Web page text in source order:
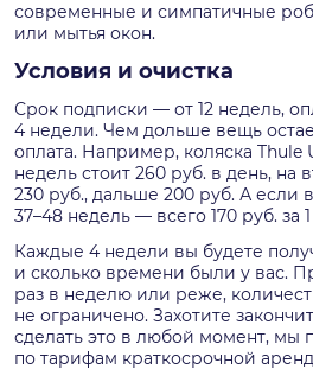
современные и симпатичные
или мытья окон.
Условия и очистка
Срок подписки — от 12 недель,
4 недели. Чем дольше вещь
оплата. Например, коляска Thule
недель стоит 260 руб. в день, на
230 руб., дальше 200 руб. А если
37–48 недель — всего 170 руб. за
Каждые 4 недели вы будете
и сколько времени были у вас.
раз в неделю или реже,
не ограничено. Захотите
сделать это в любой момент, мы
по тарифам краткосрочной